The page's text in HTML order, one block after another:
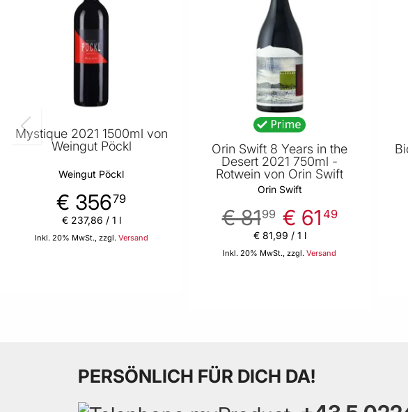
Mystique 2021 1500ml von
Weingut Pöckl
Weingut Pöckl
€ 35679
Inkl. 20% MwSt., zzgl. Versand
€ 237,86 / 1 l
Orin Swift 8 Years in the
Desert 2021 750ml -
Rotwein von Orin Swift
Orin Swift
€ 61 49
€ 8199
Inkl. 20% MwSt., zzgl.Versand
€ 81,99 / 1 l
PERSÖNLICH FÜR DICH DA!